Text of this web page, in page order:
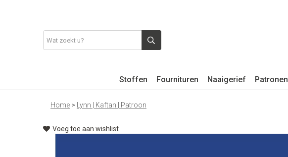
Stoffen Fournituren Naaigerief Patronen
Home > Lynn | Kaftan | Patroon
Voeg toe aan wishlist